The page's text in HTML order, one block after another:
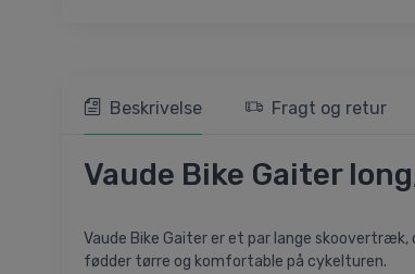
Beskrivelse Fragt og retur
Vaude Bike Gaiter
Vaude Bike Gaiter er et par lange
fødder tørre og komfortable på cykelturen.